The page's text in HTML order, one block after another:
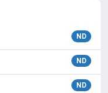
ND
ND
ND